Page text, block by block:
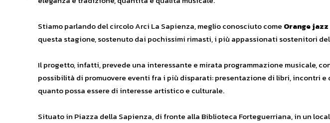
Stiamo parlando del circolo Arci La Sapienza, meglio conosciuto come Orange
questa stagione, sostenuto dai pochissimi rimasti, i più appassionati sostenitori
Il progetto, infatti, prevede una interessante e mirata programmazione musicale,
possibilità di promuovere eventi fra i più disparati: presentazione di libri, incontri
quanto possa essere di interesse artistico e culturale.
Situato in Piazza della Sapienza, di fronte alla Biblioteca Forteguerriana, in un